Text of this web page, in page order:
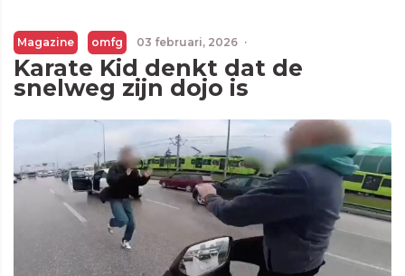
Magazine omfg 03 februari, 2026 ·
Karate Kid denkt dat de
snelweg zijn dojo is